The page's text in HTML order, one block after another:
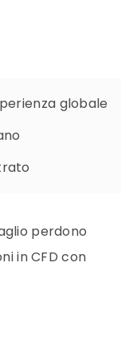
globale
perdono
in CFD con